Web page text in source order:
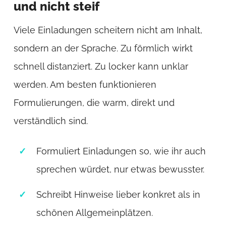
und nicht steif
Viele Einladungen scheitern nicht am Inhalt,
sondern an der Sprache. Zu förmlich wirkt
schnell distanziert. Zu locker kann unklar
werden. Am besten funktionieren
Formulierungen, die warm, direkt und
verständlich sind.
Formuliert Einladungen so, wie ihr auch
sprechen würdet, nur etwas bewusster.
Schreibt Hinweise lieber konkret als in
schönen Allgemeinplätzen.